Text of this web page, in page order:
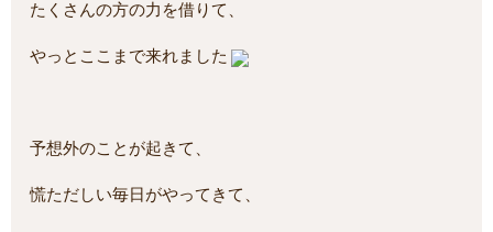
たくさんの方の力を借りて、
やっとここまで来れました
予想外のことが起きて、
慌ただしい毎日がやってきて、